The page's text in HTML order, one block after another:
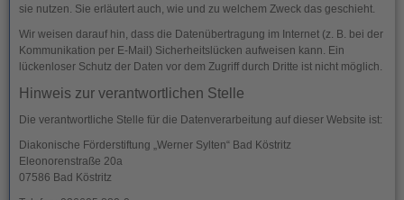
sie nutzen. Sie erläutert auch, wie und zu welchem Zweck das geschieht.
Wir weisen darauf hin, dass die Datenübertragung im Internet (z. B. bei der
Kommunikation per E-Mail) Sicherheitslücken aufweisen kann. Ein
lückenloser Schutz der Daten vor dem Zugriff durch Dritte ist nicht möglich.
Hinweis zur verantwortlichen Stelle
Die verantwortliche Stelle für die Datenverarbeitung auf dieser Website ist:
Diakonische Förderstiftung „Werner Sylten“ Bad Köstritz
Eleonorenstraße 20a
07586 Bad Köstritz